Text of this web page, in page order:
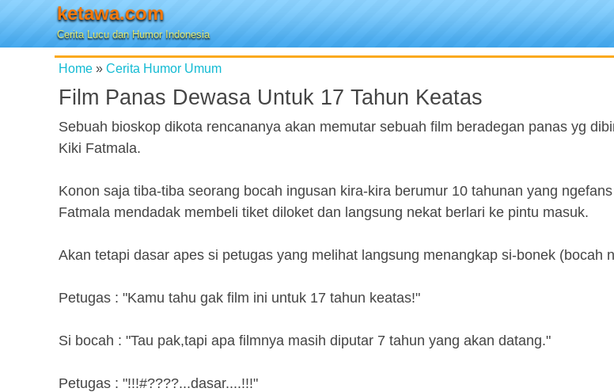
ketawa.com
Cerita Lucu dan Humor Indonesia
Home » Cerita Humor Umum
Film Panas Dewasa Untuk 17 Tahun Keatas
Sebuah bioskop dikota rencananya akan memutar sebuah film beradegan panas yg
Kiki Fatmala.
Konon saja tiba-tiba seorang bocah ingusan kira-kira berumur 10 tahunan yang
Fatmala mendadak membeli tiket diloket dan langsung nekat berlari ke pintu masuk.
Akan tetapi dasar apes si petugas yang melihat langsung menangkap si-bonek (bocah
Petugas : "Kamu tahu gak film ini untuk 17 tahun keatas!"
Si bocah : "Tau pak,tapi apa filmnya masih diputar 7 tahun yang akan datang."
Petugas : "!!!#????...dasar....!!!"